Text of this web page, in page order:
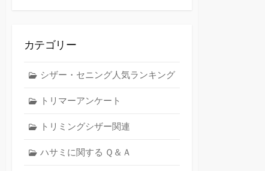
カテゴリー
シザー・セニング人気ランキング
トリマーアンケート
トリミングシザー関連
ハサミに関する Ｑ＆Ａ